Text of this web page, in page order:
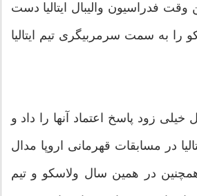
فدراسیون والیبال ایتالیا دست
را به سمت سرمربیگری تیم ایتالیا
زود پاسخ اعتماد آنها را داد و
در مسابقات قهرمانی اروپا مدال
در همین سال ولاسکو و تیم